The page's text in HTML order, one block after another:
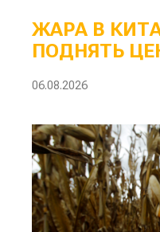
ЖАРА В
ПОДНЯТЬ
06.08.2026